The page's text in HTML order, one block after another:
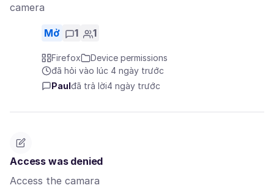
camera
Mở 1 1
Firefox
Device permissions
đã hỏi vào lúc 4 ngày trước
Paul đã trả lời4 ngày trước
Access was denied
Access the camara